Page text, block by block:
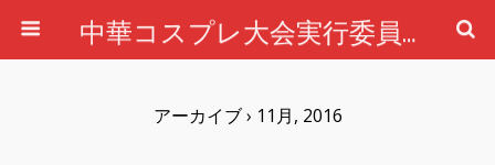
中華コスプレ大会実行委員会公式ホームページ
アーカイブ › 11月, 2016